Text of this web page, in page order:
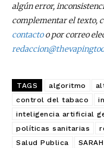
recibe
reducción
electrónico.
tobacco
algún error,
complementar el texto,
contactoo por correo
TAGS algoritmo
control del tabaco
inteligencia artificial
políticas sanitarias
Salud Publica
SARAH